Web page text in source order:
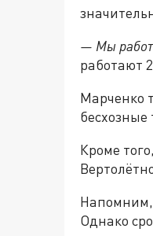
— Мы
работают
Марченко
Кроме
Напомним,
Однако